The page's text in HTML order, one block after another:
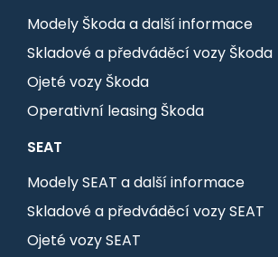
Modely Škoda a další informace
Skladové a předváděcí vozy Škoda
Ojeté vozy Škoda
Operativní leasing Škoda
SEAT
Modely SEAT a další informace
Skladové a předváděcí vozy SEAT
Ojeté vozy SEAT